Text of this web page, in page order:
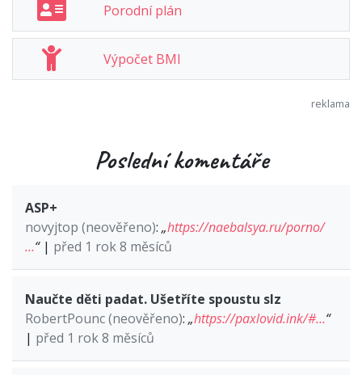
Porodní plán
Výpočet BMI
Poslední komentáře
ASP+
novyjtop (neověřeno): „https://naebalsya.ru/porno/
…“| před 1 rok 8 měsíců
Naučte děti padat. Ušetříte spoustu slz
RobertPounc (neověřeno): „https://paxlovid.ink/#…“
| před 1 rok 8 měsíců